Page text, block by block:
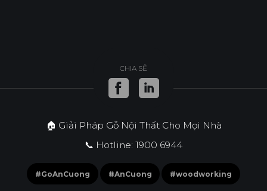
CHIA SẺ
🏠 Giải Pháp Gỗ Nội Thất Cho Mọi Nhà
📞 Hotline: 1900 6944
#GoAnCuong #AnCuong #woodworking